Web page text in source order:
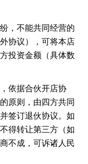
，不能共同经营的
协议），可将本店
投资金额（具体数
依据合伙开店协
原则，由四方共同
签订退伙协议。如
得转让第三方（如
不成，可诉诸人民